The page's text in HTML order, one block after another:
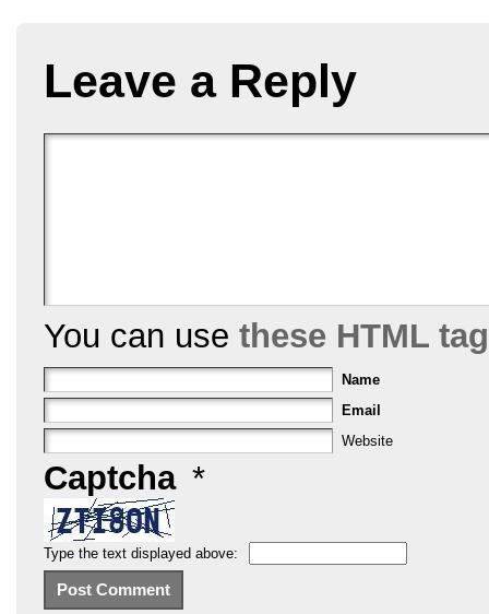
Leave a Reply
You can use these HTML
Name
Email
Website
Captcha *
Type the text displayed above: